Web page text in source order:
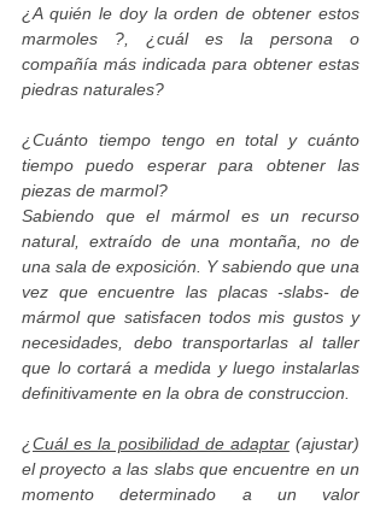
¿A quién le doy la orden de obtener estos
marmoles ?, ¿cuál es la persona o
compañía más indicada para obtener estas
piedras naturales?
¿Cuánto tiempo tengo en total y cuánto
tiempo puedo esperar para obtener las
piezas de marmol?
Sabiendo que el mármol es un recurso
natural, extraído de una montaña, no de
una sala de exposición. Y sabiendo que una
vez que encuentre las placas -slabs- de
mármol que satisfacen todos mis gustos y
necesidades, debo transportarlas al taller
que lo cortará a medida y luego instalarlas
definitivamente en la obra de construccion.
¿Cuál es la posibilidad de adaptar(ajustar)
el proyecto a las slabs que encuentre en un
momento determinado a un valor